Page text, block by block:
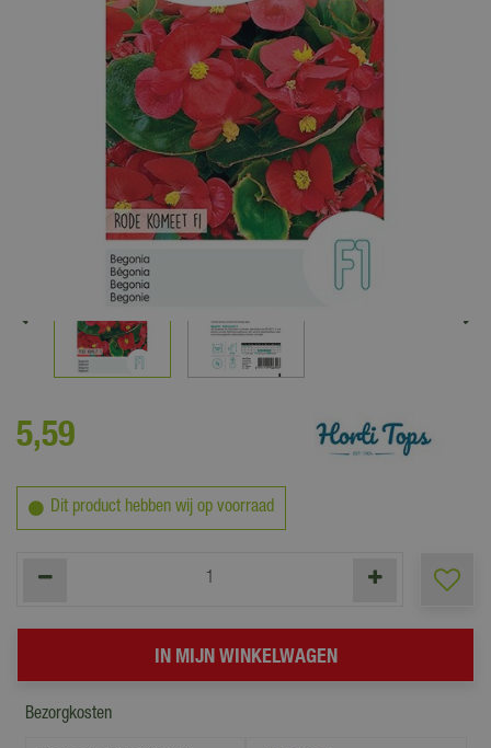
5,59
Dit product hebben wij op voorraad
Bezorgkosten